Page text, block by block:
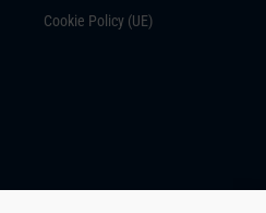
Cookie Policy (UE)